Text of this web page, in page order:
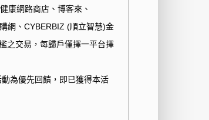
康網路商店、博客來、
網、CYBERBIZ (順立智慧)金
之交易，每歸戶僅擇一平台擇
為優先回饋，即已獲得本活